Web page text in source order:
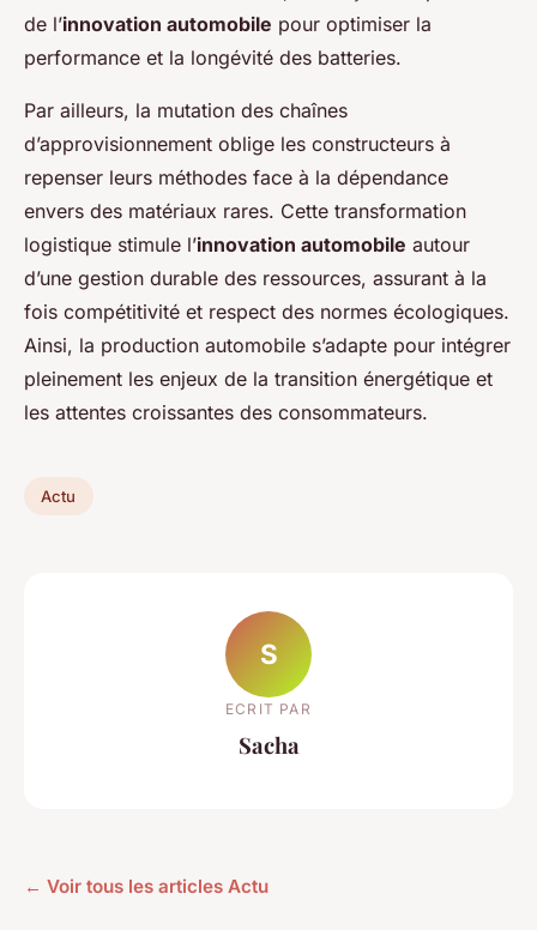
de l’innovation automobile pour optimiser la
performance et la longévité des batteries.
Par ailleurs, la mutation des chaînes
d’approvisionnement oblige les constructeurs à
repenser leurs méthodes face à la dépendance
envers des matériaux rares. Cette transformation
logistique stimule l’innovation automobile autour
d’une gestion durable des ressources, assurant à la
fois compétitivité et respect des normes écologiques.
Ainsi, la production automobile s’adapte pour intégrer
pleinement les enjeux de la transition énergétique et
les attentes croissantes des consommateurs.
Actu
S
ECRIT PAR
Sacha
← Voir tous les articles Actu